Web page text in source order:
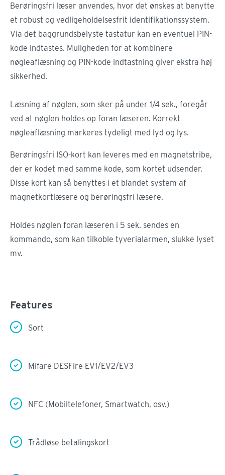
Berøringsfri læser anvendes, hvor det ønskes at benytte
et robust og vedligeholdelsesfrit identifikationssystem.
Via det baggrundsbelyste tastatur kan en eventuel PIN-
kode indtastes. Muligheden for at kombinere
nøgleaflæsning og PIN-kode indtastning giver ekstra høj
sikkerhed.
Læsning af nøglen, som sker på under 1/4 sek., foregår
ved at nøglen holdes op foran læseren. Korrekt
nøgleaflæsning markeres tydeligt med lyd og lys.
Berøringsfri ISO-kort kan leveres med en magnetstribe,
der er kodet med samme kode, som kortet udsender.
Disse kort kan så benyttes i et blandet system af
magnetkortlæsere og berøringsfri læsere.
Holdes nøglen foran læseren i 5 sek. sendes en
kommando, som kan tilkoble tyverialarmen, slukke lyset
mv.
Features
Sort
Mifare DESFire EV1/EV2/EV3
NFC (Mobiltelefoner, Smartwatch, osv.)
Trådløse betalingskort